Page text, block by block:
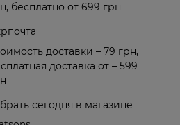
бесплатно от 699 грн
доставки – 79 грн,
доставка от – 599
сегодня в магазине